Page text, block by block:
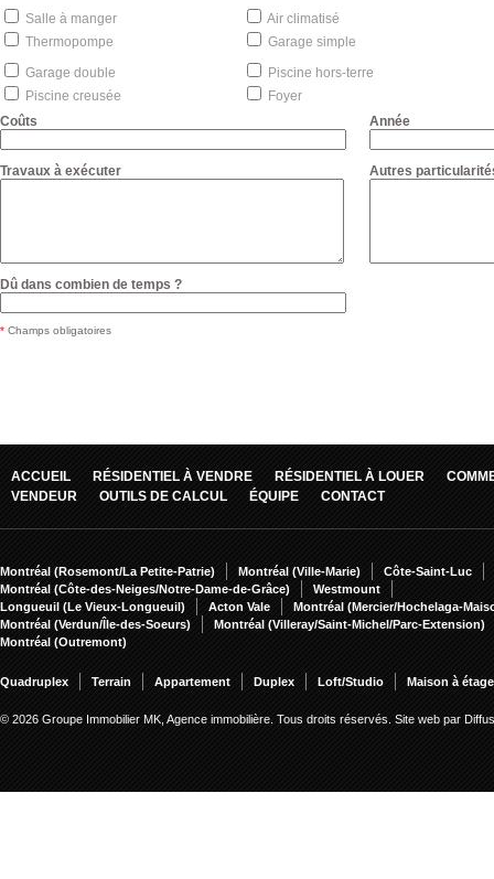
Salle à manger
Air climatisé
Thermopompe
Garage simple
Garage double
Piscine hors-terre
Piscine creusée
Foyer
Coûts
Année
Travaux à exécuter Autres
Dû dans combien de temps ?
* Champs obligatoires
ACCUEIL RÉSIDENTIEL À VENDRE RÉSIDENTIEL À LOUER
VENDEUR
OUTILS DE CALCUL ÉQUIPE CONTACT
Montréal (Rosemont/La Petite-Patrie) Montréal (Ville-Marie)
Côte-Saint-Luc
Montréal (Côte-des-Neiges/Notre-Dame-de-Grâce)
Westmount
Longueuil (Le Vieux-Longueuil)
Acton Vale
Montréal (Mercier/Hochelaga-
Montréal (Verdun/Île-des-Soeurs)
Montréal (Villeray/Saint-Michel/Parc-Extension)
Montréal (Outremont)
Quadruplex Terrain Appartement Duplex Loft/Studio Maison à
© 2026 Groupe Immobilier MK, Agence immobilière. Tous droits réservés. Site web par